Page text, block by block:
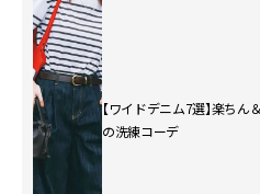
【ワイドデニム7選】楽ち
の洗練コーデ